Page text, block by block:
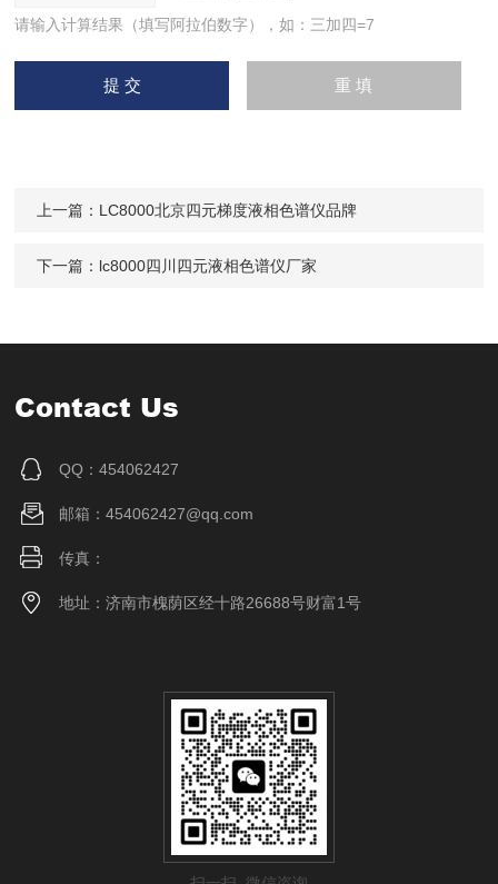
请输入计算结果（填写阿拉伯数字），如：三加四=7
上一篇： LC8000北京四元梯度液相色谱仪品牌
下一篇： lc8000四川四元液相色谱仪厂家
Contact Us
QQ：454062427
邮箱：454062427@qq.com
传真：
地址：济南市槐荫区经十路26688号财富1号